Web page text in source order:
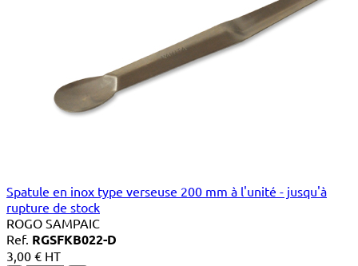
Spatule en inox type verseuse 200 mm à l'unité - jusqu'à
rupture de stock
ROGO SAMPAIC
Ref. RGSFKB022-D
3,00 € HT